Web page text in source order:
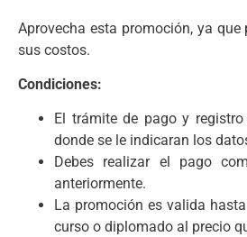
Aprovecha esta promoción, ya
sus costos.
Condiciones:
El trámite de pago y
donde se le indicaran los
Debes realizar el pago
anteriormente.
La promoción es valida
curso o diplomado al precio